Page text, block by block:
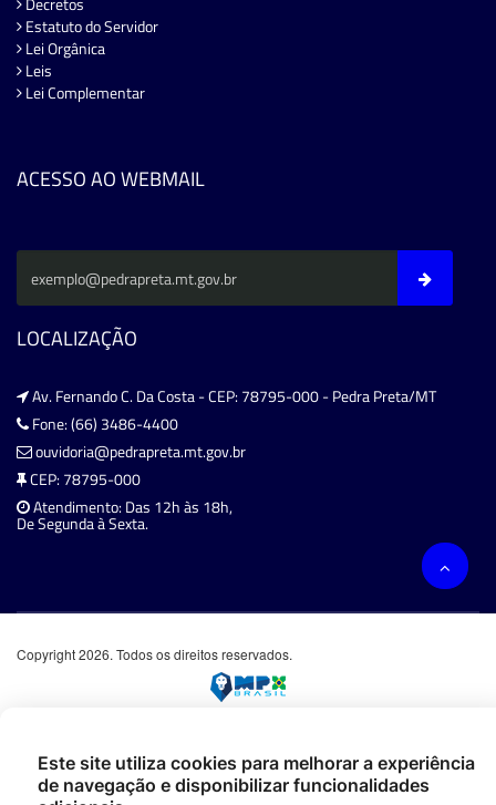
Estatuto do Servidor
Lei Orgânica
Leis
Lei Complementar
ACESSO AO WEBMAIL
LOCALIZAÇÃO
Av. Fernando C. Da Costa - CEP: 78795-000 - Pedra Preta/MT
Fone: (66) 3486-4400
ouvidoria@pedrapreta.mt.gov.br
CEP: 78795-000
Atendimento: Das 12h às 18h,
De Segunda à Sexta.
Copyright 2026. Todos os direitos reservados.
Este site utiliza cookies para melhorar a experiência
de navegação e disponibilizar funcionalidades